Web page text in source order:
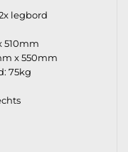
legbord
510mm
x 550mm
75kg